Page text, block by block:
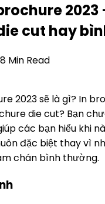
2023
cut hay
8 Min Read
2023 sẽ là gì? In
die cut? Bạn
các bạn hiểu khi
đặc biệt thay vì
chán bình thường.